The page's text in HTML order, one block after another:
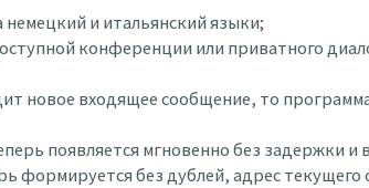
и итальянский языки;
конференции или приватного
новое входящее сообщение, то
появляется мгновенно без задержки
формируется без дублей, адрес